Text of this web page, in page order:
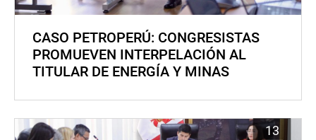
CASO PETROPERÚ: CONGRESISTAS
PROMUEVEN INTERPELACIÓN AL
TITULAR DE ENERGÍA Y MINAS
13